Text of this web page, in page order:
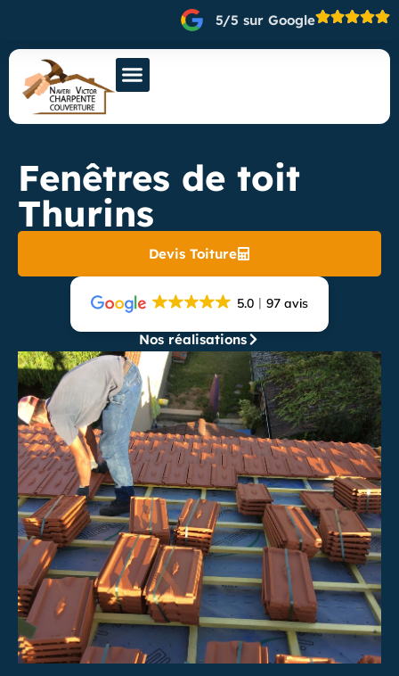
5/5 sur Google
Fenêtres de toit
Thurins
Devis Toiture
5.0 97 avis
Nos réalisations